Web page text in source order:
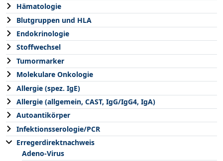
Hämatologie
Blutgruppen und HLA
Endokrinologie
Stoffwechsel
Tumormarker
Molekulare Onkologie
Allergie (spez. IgE)
Allergie (allgemein, CAST, IgG/IgG4, IgA)
Autoantikörper
Infektionsserologie/PCR
Erregerdirektnachweis
Adeno-Virus